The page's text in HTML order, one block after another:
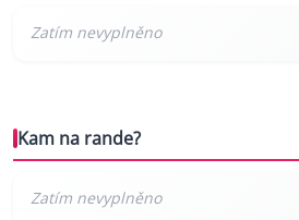
Kam na rande?